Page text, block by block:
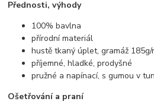
Přednosti, výhody
100% bavlna
přírodní materiál
hustě tkaný úplet, gramáž 185g/
příjemné, hladké, prodyšné
pružné a napínací, s gumou v
Ošetřování a praní